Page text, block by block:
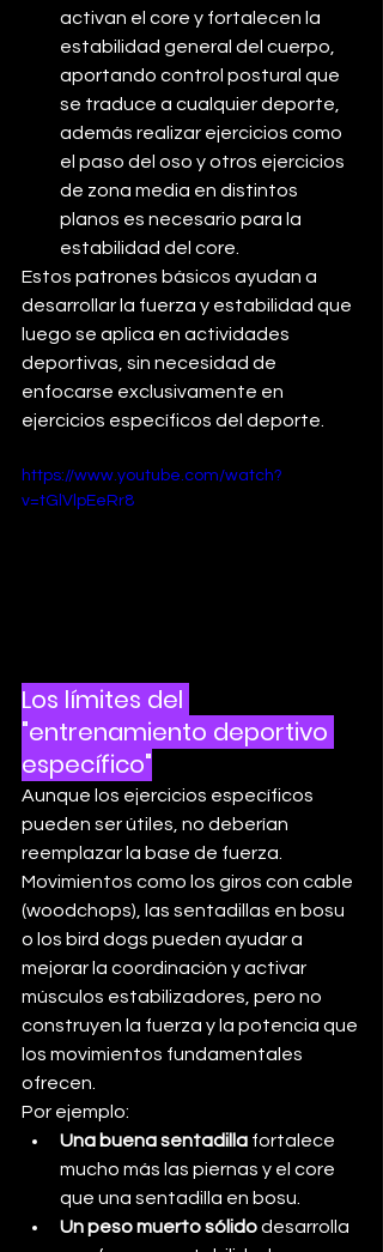
activan el core y fortalecen la
estabilidad general del cuerpo,
aportando control postural que
se traduce a cualquier deporte,
además realizar ejercicios como
el paso del oso y otros ejercicios
de zona media en distintos
planos es necesario para la
estabilidad del core.
Estos patrones básicos ayudan a
desarrollar la fuerza y estabilidad que
luego se aplica en actividades
deportivas, sin necesidad de
enfocarse exclusivamente en
ejercicios específicos del deporte.
https://www.youtube.com/watch?
v=tGlVlpEeRr8
Los límites del
"entrenamiento deportivo
específico"
Aunque los ejercicios específicos
pueden ser útiles, no deberían
reemplazar la base de fuerza.
Movimientos como los giros con cable
(woodchops), las sentadillas en bosu
o los bird dogs pueden ayudar a
mejorar la coordinación y activar
músculos estabilizadores, pero no
construyen la fuerza y la potencia que
los movimientos fundamentales
ofrecen.
Por ejemplo:
Una buena sentadilla fortalece
mucho más las piernas y el core
que una sentadilla en bosu.
Un peso muerto sólido desarrolla